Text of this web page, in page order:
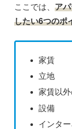
ここでは、 ア
したい6つのポ
家賃
立地
家賃以
設備
インタ